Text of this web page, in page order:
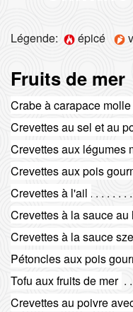
Légende: épicé
Fruits de mer
Crabe à carapace
Crevettes au sel et au
Crevettes aux légumes
Crevettes aux pois
Crevettes à l'ail
Crevettes à la sauce au
Crevettes à la sauce
Pétoncles aux pois
Tofu aux fruits de mer
Crevettes au poivre